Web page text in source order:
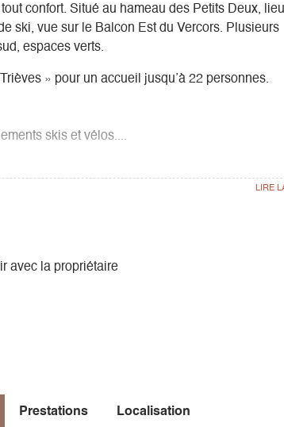
confort. Situé au hameau des Petits Deux, lieu
ski, vue sur le Balcon Est du Vercors. Plusieurs
espaces verts.
» pour un accueil jusqu’à 22 personnes.
skis et vélos....
avec la propriétaire
Prestations Localisation